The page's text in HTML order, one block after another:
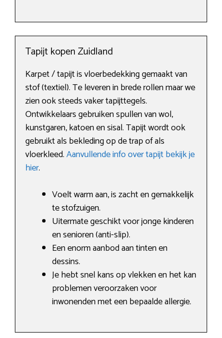
Tapijt kopen Zuidland
Karpet / tapijt is vloerbedekking gemaakt van
stof (textiel). Te leveren in brede rollen maar we
zien ook steeds vaker tapijttegels.
Ontwikkelaars gebruiken spullen van wol,
kunstgaren, katoen en sisal. Tapijt wordt ook
gebruikt als bekleding op de trap of als
vloerkleed.Aanvullende info over tapijt bekijk je
hier.
Voelt warm aan, is zacht en gemakkelijk
te stofzuigen.
Uitermate geschikt voor jonge kinderen
en senioren (anti-slip).
Een enorm aanbod aan tinten en
dessins.
Je hebt snel kans op vlekken en het kan
problemen veroorzaken voor
inwonenden met een bepaalde allergie.